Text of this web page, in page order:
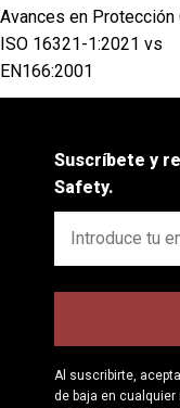
Avances en Protección
ISO 16321-1:2021 vs
EN166:2001
Suscríbete y
Safety.
Al suscribirte,
de baja en